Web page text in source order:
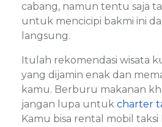
cabang, namun tentu saja
untuk mencicipi bakmi ini
langsung.
Itulah rekomendasi wisata
yang dijamin enak dan
kamu. Berburu makanan
jangan lupa untuk charter
Kamu bisa rental mobil taksi